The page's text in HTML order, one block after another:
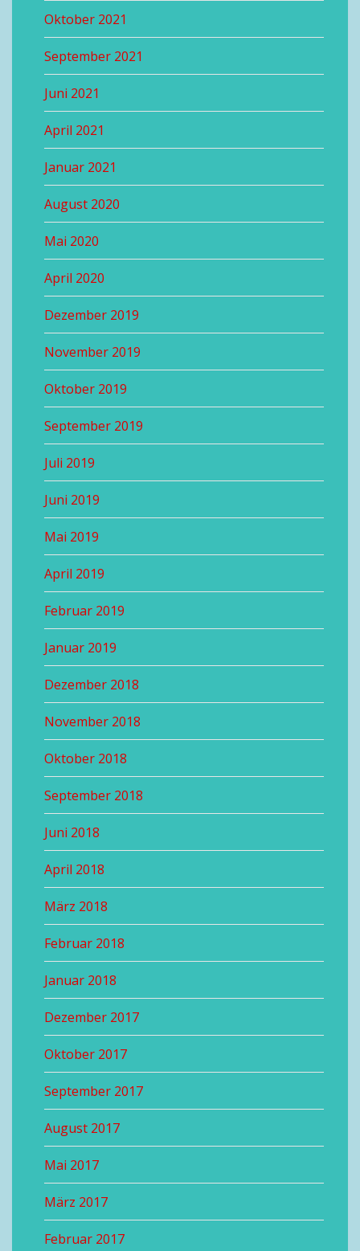
Oktober 2021
September 2021
Juni 2021
April 2021
Januar 2021
August 2020
Mai 2020
April 2020
Dezember 2019
November 2019
Oktober 2019
September 2019
Juli 2019
Juni 2019
Mai 2019
April 2019
Februar 2019
Januar 2019
Dezember 2018
November 2018
Oktober 2018
September 2018
Juni 2018
April 2018
März 2018
Februar 2018
Januar 2018
Dezember 2017
Oktober 2017
September 2017
August 2017
Mai 2017
März 2017
Februar 2017